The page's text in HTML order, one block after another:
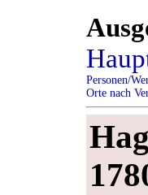
Personen/
Orte nach